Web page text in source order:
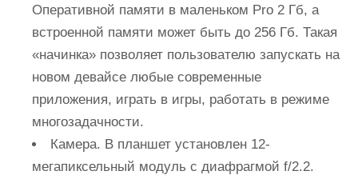
Оперативной памяти в маленьком Pro 2 Гб, а
встроенной памяти может быть до 256 Гб. Такая
«начинка» позволяет пользователю запускать на
новом девайсе любые современные
приложения, играть в игры, работать в режиме
многозадачности.
Камера. В планшет установлен 12-
мегапиксельный модуль с диафрагмой f/2.2.